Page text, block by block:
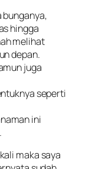
hingga
melihat
depan.
juga
seperti
ini
maka saya